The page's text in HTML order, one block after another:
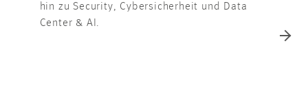
hin zu Security, Cybersicherheit und Data
Center & AI.